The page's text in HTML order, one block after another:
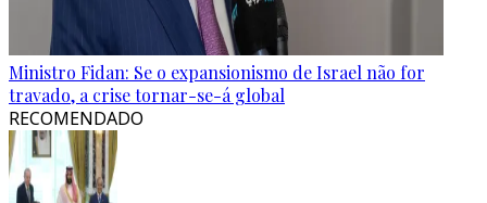
Ministro Fidan: Se o expansionismo de Israel não for
travado, a crise tornar-se-á global
RECOMENDADO